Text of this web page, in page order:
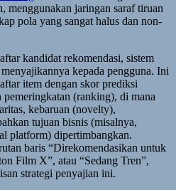
menggunakan jaringan saraf tiruan
pola yang sangat halus dan non-
kandidat rekomendasi, sistem
kepada pengguna. Ini
item dengan skor prediksi
(ranking), di mana
kebaruan (novelty),
tujuan bisnis (misalnya,
platform) dipertimbangkan.
baris “Direkomendasikan untuk
Film X”, atau “Sedang Tren”,
strategi penyajian ini.